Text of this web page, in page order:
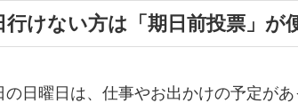
けない方は「期日前投票」が
の日曜日は、仕事やお出かけの予定が